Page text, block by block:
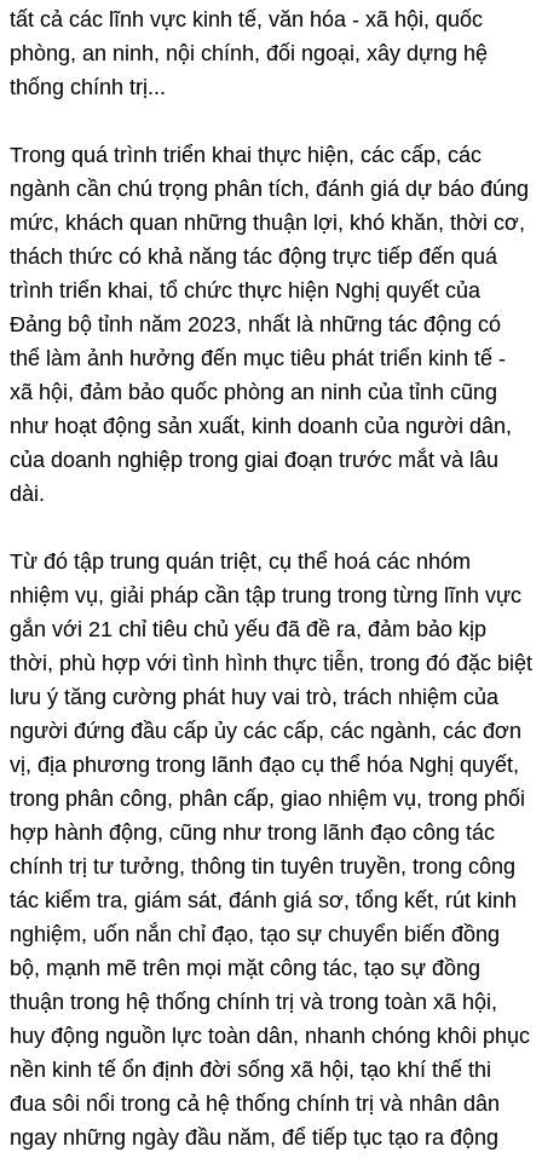
tất cả các lĩnh vực kinh tế, văn hóa - xã hội, quốc
phòng, an ninh, nội chính, đối ngoại, xây dựng hệ
thống chính trị...
Trong quá trình triển khai thực hiện, các cấp, các
ngành cần chú trọng phân tích, đánh giá dự báo đúng
mức, khách quan những thuận lợi, khó khăn, thời cơ,
thách thức có khả năng tác động trực tiếp đến quá
trình triển khai, tổ chức thực hiện Nghị quyết của
Đảng bộ tỉnh năm 2023, nhất là những tác động có
thể làm ảnh hưởng đến mục tiêu phát triển kinh tế -
xã hội, đảm bảo quốc phòng an ninh của tỉnh cũng
như hoạt động sản xuất, kinh doanh của người dân,
của doanh nghiệp trong giai đoạn trước mắt và lâu
dài.
Từ đó tập trung quán triệt, cụ thể hoá các nhóm
nhiệm vụ, giải pháp cần tập trung trong từng lĩnh vực
gắn với 21 chỉ tiêu chủ yếu đã đề ra, đảm bảo kịp
thời, phù hợp với tình hình thực tiễn, trong đó đặc biệt
lưu ý tăng cường phát huy vai trò, trách nhiệm của
người đứng đầu cấp ủy các cấp, các ngành, các đơn
vị, địa phương trong lãnh đạo cụ thể hóa Nghị quyết,
trong phân công, phân cấp, giao nhiệm vụ, trong phối
hợp hành động, cũng như trong lãnh đạo công tác
chính trị tư tưởng, thông tin tuyên truyền, trong công
tác kiểm tra, giám sát, đánh giá sơ, tổng kết, rút kinh
nghiệm, uốn nắn chỉ đạo, tạo sự chuyển biến đồng
bộ, mạnh mẽ trên mọi mặt công tác, tạo sự đồng
thuận trong hệ thống chính trị và trong toàn xã hội,
huy động nguồn lực toàn dân, nhanh chóng khôi phục
nền kinh tế ổn định đời sống xã hội, tạo khí thế thi
đua sôi nổi trong cả hệ thống chính trị và nhân dân
ngay những ngày đầu năm, để tiếp tục tạo ra động